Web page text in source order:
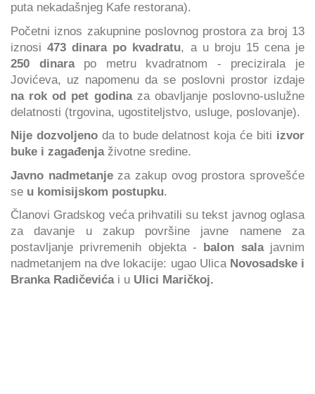
puta nekadašnjeg Kafe restorana).
Početni iznos zakupnine poslovnog prostora za broj 13
iznosi473 dinara po kvadratu, a u broju 15 cena je
250 dinara po metru kvadratnom - precizirala je
Jovićeva, uz napomenu da se poslovni prostor izdaje
na rok od pet godinaza obavljanje poslovno-uslužne
delatnosti (trgovina, ugostiteljstvo, usluge, poslovanje).
Nije dozvoljenoda to bude delatnost koja će biti izvor
buke i zagađenjaživotne sredine.
Javno nadmetanjeza zakup ovog prostora sprovešće
se u komisijskom postupku.
Članovi Gradskog veća prihvatili su tekst javnog oglasa
za davanje u zakup površine javne namene za
postavljanje privremenih objekta -
balon salajavnim
nadmetanjem na dve lokacije: ugao Ulica Novosadske i
Branka Radičevića i u Ulici Maričkoj.